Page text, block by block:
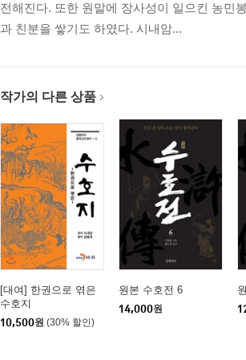
전해진다. 또한 원말에 장사성이 일으킨 농민
과 친분을 쌓기도 하였다. 시내암...
작가의 다른 상품
[대여] 한권으로 엮은
수호지
10,500원 (30% 할인)
원본 수호전 6
14,000원